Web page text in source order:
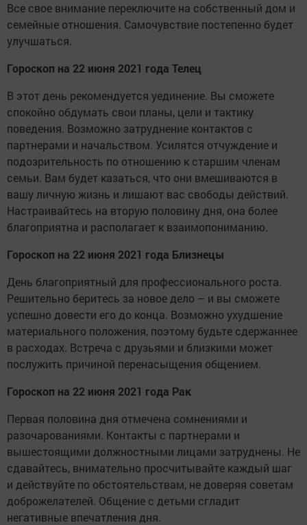
Все свое внимание переключите на собственный дом и
семейные отношения. Самочувствие постепенно будет
улучшаться.
Гороскоп на 22 июня 2021 года Телец
В этот день рекомендуется уединение. Вы сможете
спокойно обдумать свои планы, цели и тактику
поведения. Возможно затруднение контактов с
партнерами и начальством. Усилятся отчуждение и
подозрительность по отношению к старшим членам
семьи. Вам будет казаться, что они вмешиваются в
вашу личную жизнь и лишают вас свободы действий.
Настраивайтесь на вторую половину дня, она более
благоприятна и располагает к взаимопониманию.
Гороскоп на 22 июня 2021 года Близнецы
День благоприятный для профессионального роста.
Решительно беритесь за новое дело – и вы сможете
успешно довести его до конца. Возможно ухудшение
материального положения, поэтому будьте сдержаннее
в расходах. Встреча с друзьями и близкими может
послужить причиной перенасыщения общением.
Гороскоп на 22 июня 2021 года Рак
Первая половина дня отмечена сомнениями и
разочарованиями. Контакты с партнерами и
вышестоящими должностными лицами затруднены. Не
сдавайтесь, внимательно просчитывайте каждый шаг
и действуйте по обстоятельствам, не доверяя советам
доброжелателей. Общение с детьми сгладит
негативные впечатления дня.